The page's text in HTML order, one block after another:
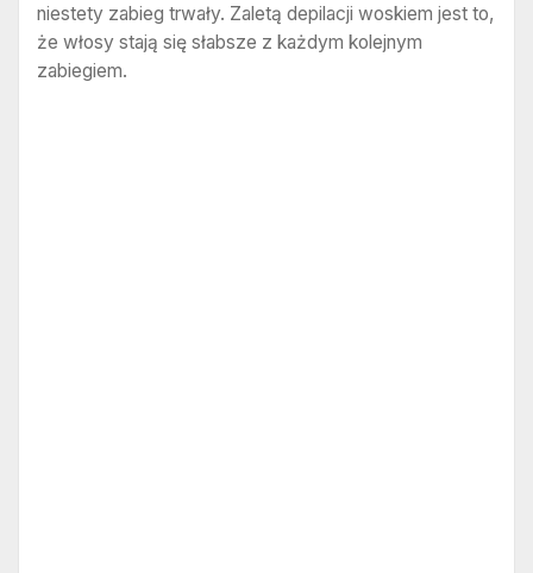
niestety zabieg trwały. Zaletą depilacji woskiem jest to,
że włosy stają się słabsze z każdym kolejnym
zabiegiem.